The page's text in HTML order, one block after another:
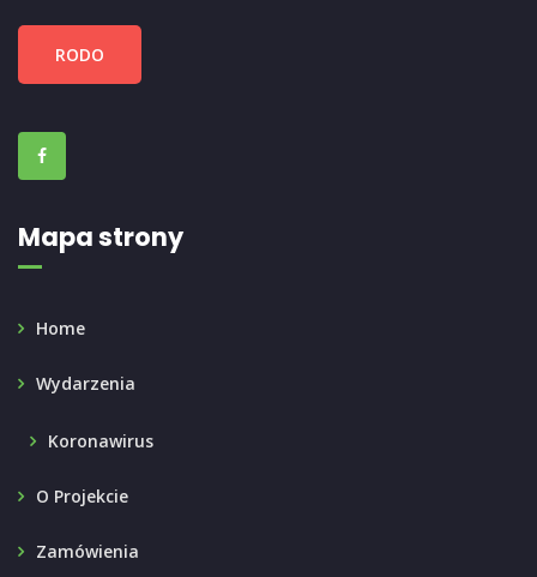
RODO
Mapa strony
Home
Wydarzenia
Koronawirus
O Projekcie
Zamówienia